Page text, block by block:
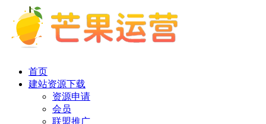
首页
建站资源下载
资源申请
会员
联盟推广